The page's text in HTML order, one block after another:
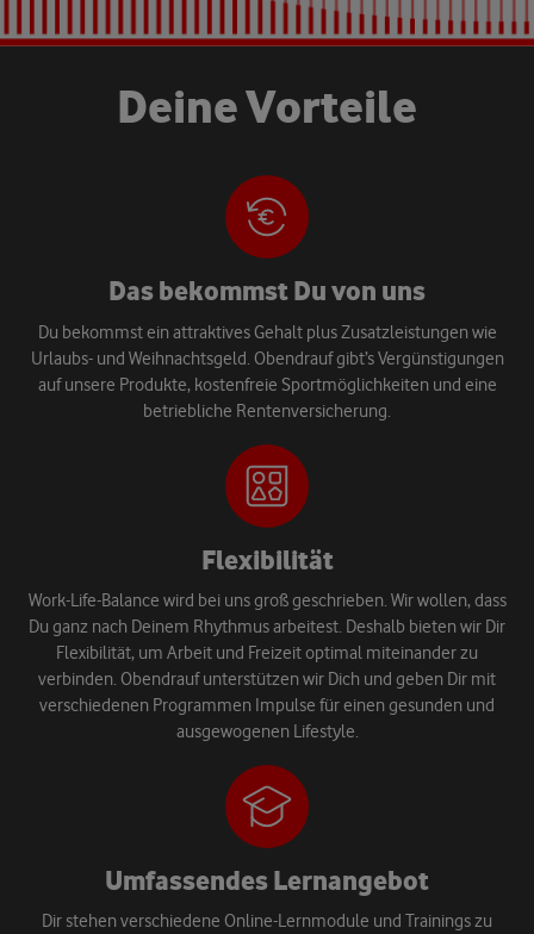
DeineVorteile
Das bekommst Du von uns
Du bekommst ein attraktives Gehalt plus Zusatzleistungen wie
Urlaubs- und Weihnachtsgeld. Obendrauf gibt’s Vergünstigungen
auf unsere Produkte, kostenfreie Sportmöglichkeiten und eine
betriebliche Rentenversicherung.
Flexibilität
Work-Life-Balance wird bei uns groß geschrieben. Wir wollen, dass
Du ganz nach Deinem Rhythmus arbeitest. Deshalb bieten wir Dir
Flexibilität, um Arbeit und Freizeit optimal miteinander zu
verbinden. Obendrauf unterstützen wir Dich und geben Dir mit
verschiedenen Programmen Impulse für einen gesunden und
ausgewogenen Lifestyle.
Umfassendes Lernangebot
Dir stehen verschiedene Online-Lernmodule und Trainings zu